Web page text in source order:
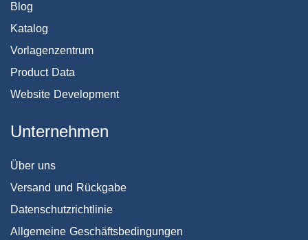
Blog
Katalog
Vorlagenzentrum
Product Data
Website Development
Unternehmen
Über uns
Versand und Rückgabe
Datenschutzrichtlinie
Allgemeine Geschäftsbedingungen